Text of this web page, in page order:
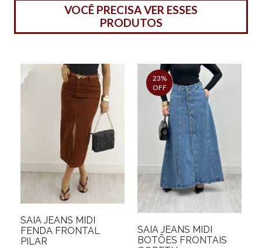
VOCÊ PRECISA VER ESSES
PRODUTOS
SAIA JEANS MIDI
FENDA FRONTAL
PILAR
23%
OFF
SAIA JEANS MIDI
BOTÕES FRONTAIS